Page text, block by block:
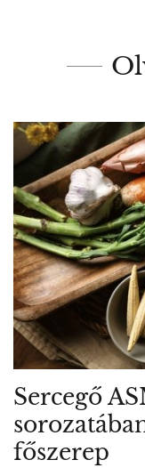
Sercegő
főszerep